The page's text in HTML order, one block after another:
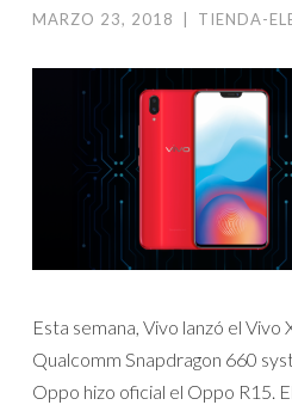
MARZO 23, 2018 TIENDA-
Esta semana, Vivo lanzó el Vivo
Qualcomm Snapdragon 660
Oppo hizo oficial el Oppo R15.